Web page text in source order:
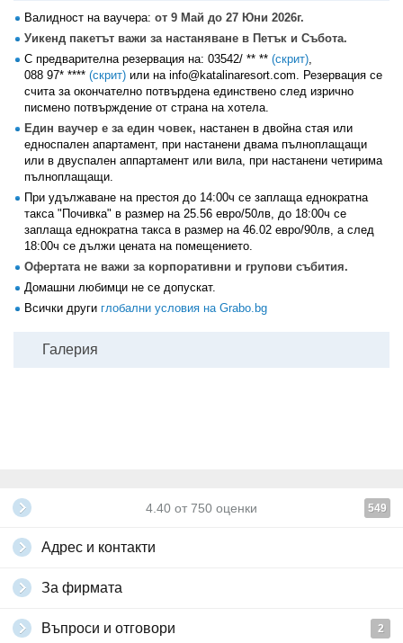
Валидност на ваучера: от 9 Май до 27 Юни 2026г.
Уикенд пакетът важи за настаняване в Петък и Събота.
С предварителна резервация на: 03542/ ** ** (скрит),
088 97* **** (скрит) или на info@katalinaresort.com. Резервация се
счита за окончателно потвърдена единствено след изрично
писмено потвърждение от страна на хотела.
Един ваучер е за един човек, настанен в двойна стая или
едноспален апартамент, при настанени двама пълноплащащи
или в двуспален аппартамент или вила, при настанени четирима
пълноплащащи.
При удължаване на престоя до 14:00ч се заплаща еднократна
такса "Почивка" в размер на 25.56 евро/50лв, до 18:00ч се
заплаща еднократна такса в размер на 46.02 евро/90лв, а след
18:00ч се дължи цената на помещението.
Офертата не важи за корпоративни и групови събития.
Домашни любимци не се допускат.
Всички други глобални условия на Grabo.bg
Галерия
4.40 от 750 оценки 549
Адрес и контакти
За фирмата
Въпроси и отговори 2